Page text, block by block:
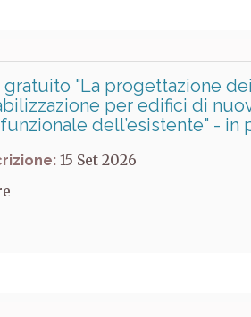
gratuito "La progettazione
per edifici di
dell’esistente" - in
15 Set 2026